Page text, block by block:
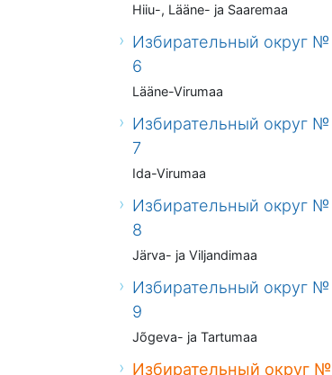
Hiiu-, Lääne- ja Saaremaa
Избирательный округ №
6
Lääne-Virumaa
Избирательный округ №
7
Ida-Virumaa
Избирательный округ №
8
Järva- ja Viljandimaa
Избирательный округ №
9
Jõgeva- ja Tartumaa
Избирательный округ №